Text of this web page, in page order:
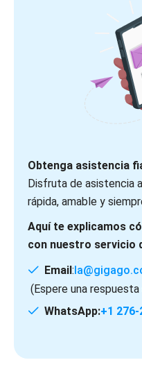
Obtenga asistencia
Disfruta de asistencia
rápida, amable y
Aquí te explicamos
con nuestro servicio
Email:
(Espere una
WhatsApp:+1